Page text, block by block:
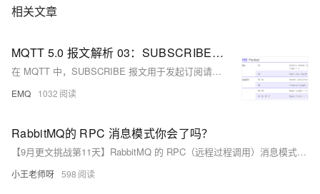
相关文章
MQTT 5.0 报文解析 03：SUBSCRIBE 与 UNSUBSCRIBE
在 MQTT 中，SUBSCRIBE 报文用于发起订阅请求，SUBACK 报文用于返回订阅结果。而 UNSUBSCRIBE 和 UNSUBACK 报文则在取消订阅时使用。相比于取消订阅，订阅操作更加常用。不过在本文中，我们仍然会一并介绍订阅与取消订阅报文的结构与组成。
EMQ 1032
RabbitMQ的 RPC 消息模式你会了吗？
【9月更文挑战第11天】RabbitMQ 的 RPC（远程过程调用）消息模式允许客户端向服务器发送请求并接收响应。其基本原理包括：1) 客户端发送请求，创建回调队列并设置关联标识符；2) 服务器接收请求并发送响应至回调队列；3) 客户端根据关联标识符接收并匹配响应。实现步骤涵盖客户端和服务器的连接、信道创建及请求处理。注意事项包括关联标识符唯一性、回调队列管理、错误处理及性能考虑。RPC 模式适用于构建可靠的分布式应用程序，但需根据需求调整优化。
小王老师呀 598